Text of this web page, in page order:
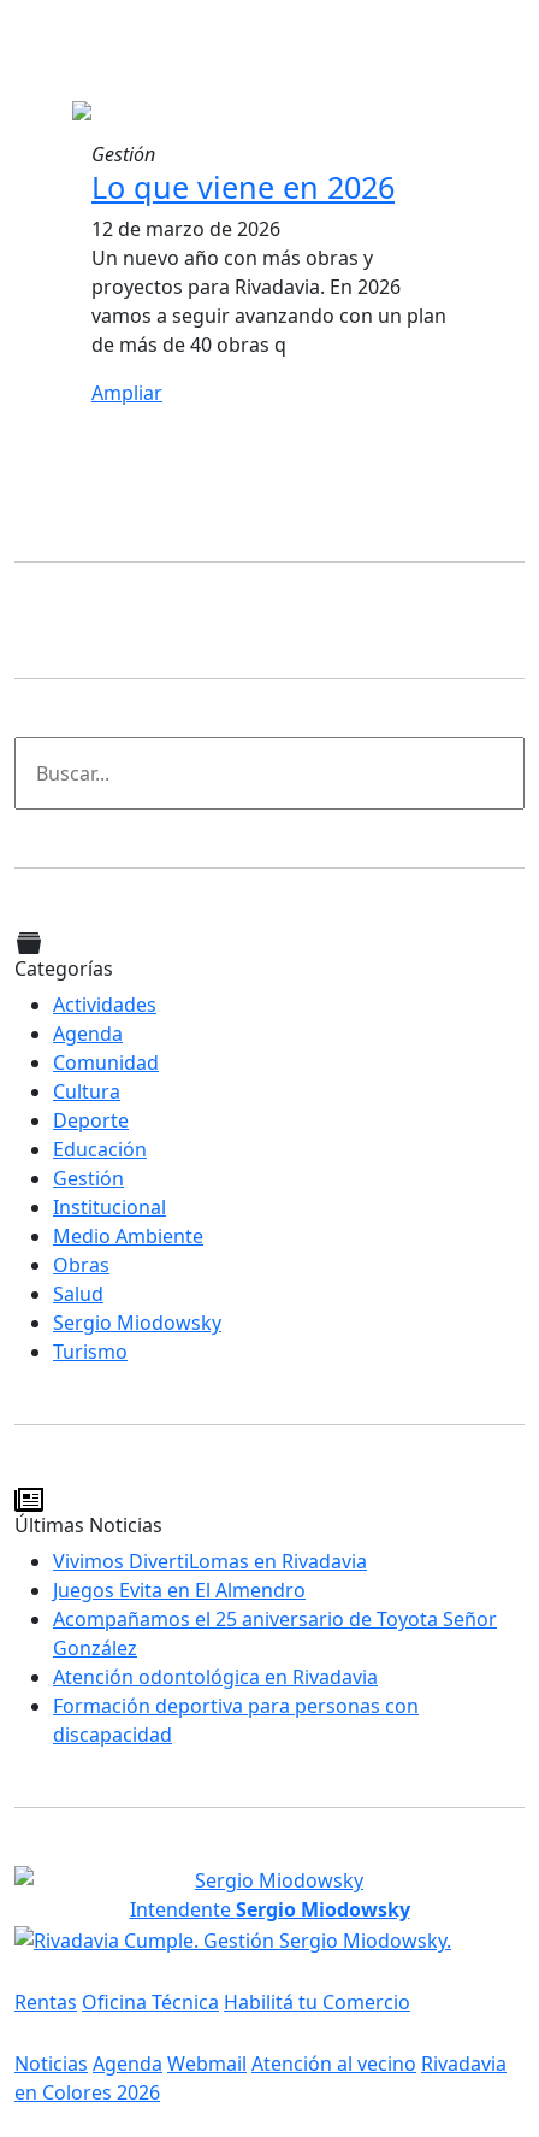
Gestión
Lo que viene en 2026
12 de marzo de 2026
Un nuevo año con más obras y
proyectos para Rivadavia. En 2026
vamos a seguir avanzando con un plan
de más de 40 obras q
Ampliar
Categorías
Actividades
Agenda
Comunidad
Cultura
Deporte
Educación
Gestión
Institucional
Medio Ambiente
Obras
Salud
Sergio Miodowsky
Turismo
Últimas Noticias
Vivimos DivertiLomas en Rivadavia
Juegos Evita en El Almendro
Acompañamos el 25 aniversario de Toyota Señor
González
Atención odontológica en Rivadavia
Formación deportiva para personas con
discapacidad
IntendenteSergio Miodowsky
Rentas Oficina Técnica Habilitá tu Comercio
Noticias Agenda Webmail Atención al vecino Rivadavia
en Colores 2026